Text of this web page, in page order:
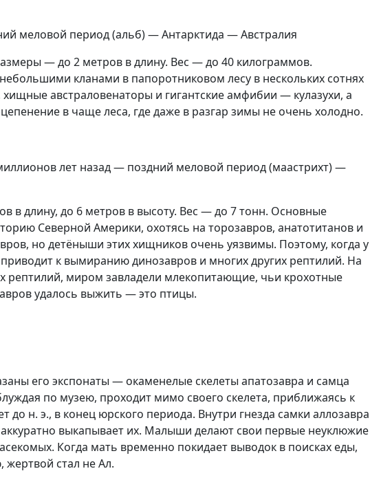
меловой период (альб) — Антарктида — Австралия
— до 2 метров в длину. Вес — до 40 килограммов.
кланами в папоротниковом лесу в нескольких сотнях
австраловенаторы и гигантские амфибии — кулазухи, а
в чаще леса, где даже в разгар зимы не очень холодно.
лет назад — поздний меловой период (маастрихт) —
длину, до 6 метров в высоту. Вес — до 7 тонн. Основные
Северной Америки, охотясь на торозавров, анатотитанов и
но детёныши этих хищников очень уязвимы. Поэтому, когда у
к вымиранию динозавров и многих других рептилий. На
рептилий, миром завладели млекопитающие, чьи крохотные
удалось выжить — это птицы.
его экспонаты — окаменелые скелеты апатозавра и самца
по музею, проходит мимо своего скелета, приближаясь к
н. э., в конец юрского периода. Внутри гнезда самки аллозавра
выкапывает их. Малыши делают свои первые неуклюжие
Когда мать временно покидает выводок в поисках еды,
жертвой стал не Ал.